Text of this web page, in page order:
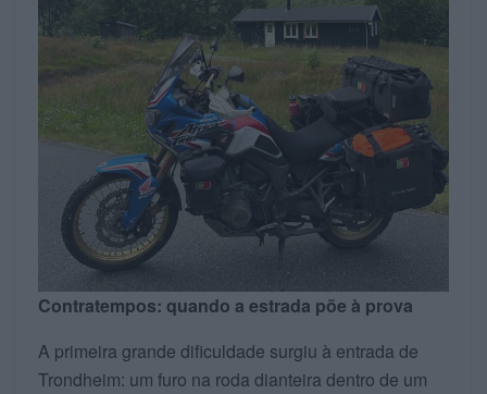
Contratempos: quando a estrada põe à prova
A primeira grande dificuldade surgiu à entrada de
Trondheim: um furo na roda dianteira dentro de um